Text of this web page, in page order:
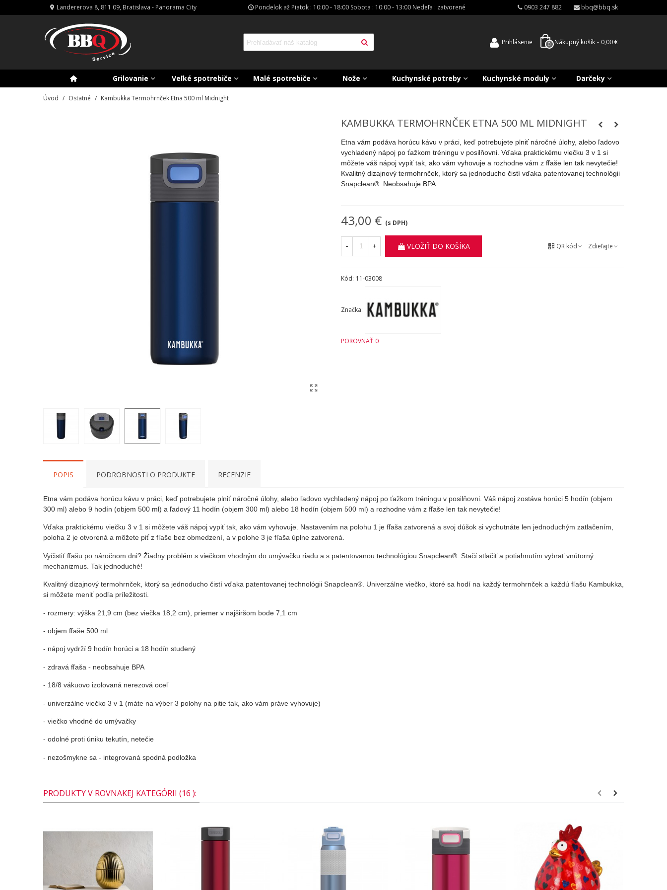
Landererova 8, 811 09, Bratislava - Panorama City Pondelok až Piatok : 10:00 - 18:00 Sobota : 10:00 - 13:00 Nedeľa : zatvorené 0903 247 882 bbq@bbq.sk
Prihlásenie 0 Nákupný košík - 0,00 €
Grilovanie Veľké spotrebiče Malé spotrebiče Nože Kuchynské potreby Kuchynské moduly Darčeky
Úvod / Ostatné / Kambukka Termohrnček Etna 500 ml Midnight
KAMBUKKA TERMOHRNČEK ETNA 500 ML MIDNIGHT
Etna vám podáva horúcu kávu v práci, keď potrebujete plniť náročné úlohy, alebo ľadovo
vychladený nápoj po ťažkom tréningu v posilňovni. Vďaka praktickému viečku 3 v 1 si
môžete váš nápoj vypiť tak, ako vám vyhovuje a rozhodne vám z fľaše len tak nevytečie!
Kvalitný dizajnový termohrnček, ktorý sa jednoducho čistí vďaka patentovanej technológii
Snapclean®. Neobsahuje BPA.
43,00 € (s DPH)
- + VLOŽIŤ DO KOŠÍKA QR kód Zdieľajte
Kód: 11-03008
Značka:
POROVNAŤ 0
POPIS PODROBNOSTI O PRODUKTE RECENZIE
Etna vám podáva horúcu kávu v práci, keď potrebujete plniť náročné úlohy, alebo ľadovo vychladený nápoj po ťažkom tréningu v posilňovni. Váš nápoj zostáva horúci 5 hodín (objem
300 ml) alebo 9 hodín (objem 500 ml) a ľadový 11 hodín (objem 300 ml) alebo 18 hodín (objem 500 ml) a rozhodne vám z fľaše len tak nevytečie!
Vďaka praktickému viečku 3 v 1 si môžete váš nápoj vypiť tak, ako vám vyhovuje. Nastavením na polohu 1 je fľaša zatvorená a svoj dúšok si vychutnáte len jednoduchým zatlačením,
poloha 2 je otvorená a môžete piť z fľaše bez obmedzení, a v polohe 3 je fľaša úplne zatvorená.
Vyčistiť fľašu po náročnom dni? Žiadny problém s viečkom vhodným do umývačku riadu a s patentovanou technológiou Snapclean®. Stačí stlačiť a potiahnutím vybrať vnútorný
mechanizmus. Tak jednoduché!
Kvalitný dizajnový termohrnček, ktorý sa jednoducho čistí vďaka patentovanej technológii Snapclean®. Univerzálne viečko, ktoré sa hodí na každý termohrnček a každú fľašu Kambukka,
si môžete meniť podľa príležitosti.
- rozmery: výška 21,9 cm (bez viečka 18,2 cm), priemer v najširšom bode 7,1 cm
- objem fľaše 500 ml
- nápoj vydrží 9 hodín horúci a 18 hodín studený
- zdravá fľaša - neobsahuje BPA
- 18/8 vákuovo izolovaná nerezová oceľ
- univerzálne viečko 3 v 1 (máte na výber 3 polohy na pitie tak, ako vám práve vyhovuje)
- viečko vhodné do umývačky
- odolné proti úniku tekutín, netečie
- nezošmykne sa - integrovaná spodná podložka
PRODUKTY V ROVNAKEJ KATEGÓRII (16 ):